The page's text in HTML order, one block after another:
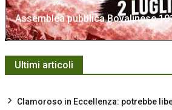
Assemblea pubblica Bovalinese
Ultimi articoli
Clamoroso in Eccellenza: potrebbe